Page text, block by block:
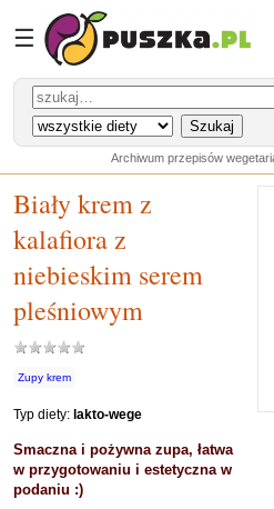
☰
Archiwum przepisów
Biały krem z
kalafiora z
niebieskim serem
pleśniowym
Zupy krem
Typ diety: lakto-wege
Smaczna i pożywna zupa, łatwa
w przygotowaniu i estetyczna w
podaniu :)